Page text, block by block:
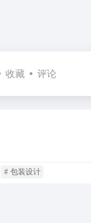
收藏 评论
# 包装设计